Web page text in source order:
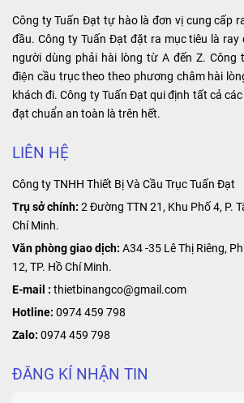
Công ty Tuấn Đạt tự hào là đơn vị cung cấp
đầu. Công ty Tuấn Đạt đặt ra mục tiêu là
người dùng phải hài lòng từ A đến Z. Công
điện cầu trục theo theo phương châm hài
khách đi. Công ty Tuấn Đạt qui định tất cả
đạt chuẩn an toàn là trên hết.
LIÊN HỆ
Công ty TNHH Thiết Bị Và Cầu Trục Tuấn Đạt
Trụ sở chính: 2 Đường TTN 21, Khu Phố 4, P.
Chí Minh.
Văn phòng giao dịch: A34 -35 Lê Thị Riêng,
12, TP. Hồ Chí Minh.
E-mail : thietbinangco@gmail.com
Hotline: 0974 459 798
Zalo: 0974 459 798
ĐĂNG KÍ NHẬN TIN